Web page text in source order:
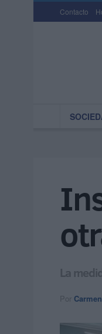
Contacto
La
Por